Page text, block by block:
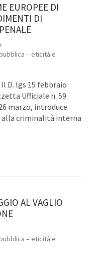
EUROPEE DI
DI
– eticità e
D. lgs 15 febbraio
Ufficiale n. 59
marzo, introduce
criminalità interna
AL VAGLIO
– eticità e